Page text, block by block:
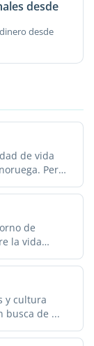
desde
desde
de vida
Pero
de
la vida
y cultura
busca de ...